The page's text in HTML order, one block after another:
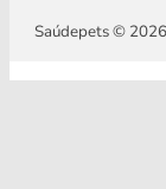
Saúdepets © 2026